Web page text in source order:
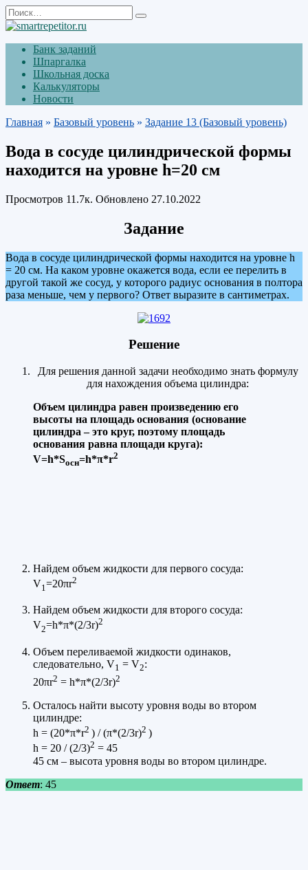
Перейти
к
содержанию
Search
for:
Банк заданий
Шпаргалка
Школьная доска
Калькуляторы
Новости
Главная » Базовый уровень » Задание 13 (Базовый уровень)
Вода в сосуде цилиндрической формы
находится на уровне h=20 см
Просмотров 11.7к. Обновлено 27.10.2022
Задание
Вода в сосуде цилиндрической формы находится на уровне h
= 20 см. На каком уровне окажется вода, если ее перелить в
другой такой же сосуд, у которого радиус основания в полтора
раза меньше, чем у первого? Ответ выразите в сантиметрах.
Решение
Для решения данной задачи необходимо знать формулу
для нахождения объема цилиндра:
Объем цилиндра равен произведению его
высоты на площадь основания (основание
цилиндра – это круг, поэтому площадь
основания равна площади круга):
V=h*Sосн=h*π*r2
Найдем объем жидкости для первого сосуда:
V1 =20πr2
Найдем объем жидкости для второго сосуда:
V2=h*π*(2/3r)2
Объем переливаемой жидкости одинаков,
следовательно, V1 = V2:
20πr2 = h*π*(2/3r)2
Осталось найти высоту уровня воды во втором
цилиндре:
h = (20*π*r2 ) / (π*(2/3r)2 )
h = 20 / (2/3)2 = 45
45 см – высота уровня воды во втором цилиндре.
Ответ: 45